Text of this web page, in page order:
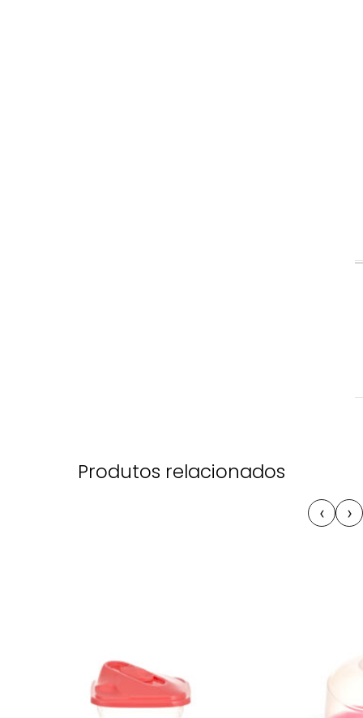
Produtos relacionados
‹ ›